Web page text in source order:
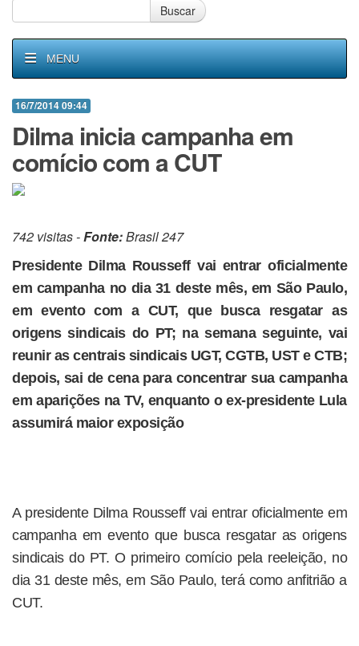
Buscar
MENU
16/7/2014 09:44
Dilma inicia campanha em
comício com a CUT
742 visitas -Fonte:Brasil 247
Presidente Dilma Rousseff vai entrar oficialmente
em campanha no dia 31 deste mês, em São Paulo,
em evento com a CUT, que busca resgatar as
origens sindicais do PT; na semana seguinte, vai
reunir as centrais sindicais UGT, CGTB, UST e CTB;
depois, sai de cena para concentrar sua campanha
em aparições na TV, enquanto o ex-presidente Lula
assumirá maior exposição
A presidente Dilma Rousseff vai entrar oficialmente em
campanha em evento que busca resgatar as origens
sindicais do PT. O primeiro comício pela reeleição, no
dia 31 deste mês, em São Paulo, terá como anfitrião a
CUT.